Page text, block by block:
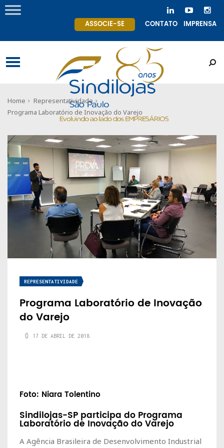
ASSOCIE-SE CONTATO IMPRENSA
Home
Representatividade
Programa Laboratório de Inovação do Varejo
REPRESENTATIVIDADE
Programa Laboratório de Inovação
do Varejo
17 DE ABRIL DE 2018
Foto: Niara Tolentino
Sindilojas-SP participa do Programa
Laboratório de Inovação do Varejo
A Agência Brasileira de Desenvolvimento Industrial